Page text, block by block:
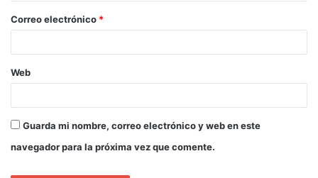
Correo electrónico *
Web
Guarda mi nombre, correo electrónico y web en este
navegador para la próxima vez que comente.